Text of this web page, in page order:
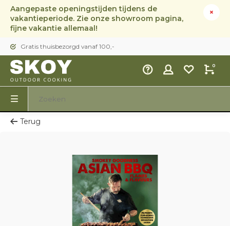
Aangepaste openingstijden tijdens de
vakantieperiode. Zie onze showroom pagina,
fijne vakantie allemaal!
Gratis thuisbezorgd vanaf 100,-
0
Terug